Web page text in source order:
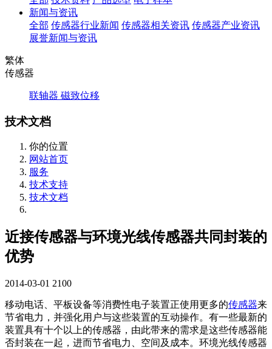
新闻与资讯
全部 传感器行业新闻 传感器相关资讯 传感器产业资讯
展誉新闻与资讯
繁体
传感器
联轴器 磁致位移
技术文档
你的位置
网站首页
服务
技术支持
技术文档
近接传感器与环境光线传感器共同封装的
优势
2014-03-01 2100
移动电话、平板设备等消费性电子装置正使用更多的传感器来
节省电力，并强化用户与这些装置的互动操作。有一些最新的
装置具有十个以上的传感器，由此带来的需求是这些传感器能
否封装在一起，进而节省电力、空间及成本。环境光线传感器